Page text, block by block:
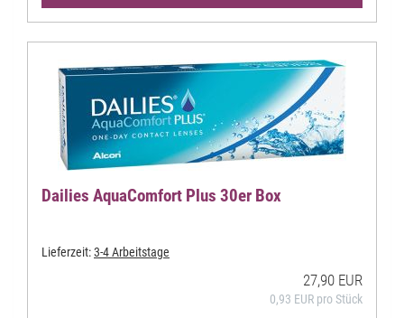
Dailies AquaComfort Plus 30er Box
Lieferzeit:3-4 Arbeitstage
27,90 EUR
0,93 EUR pro Stück